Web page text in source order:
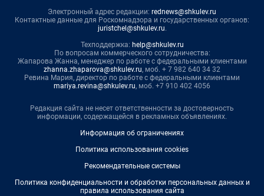
Электронный адрес редакции: rednews@shkulev.ru
Контактные данные для Роскомнадзора и государственных органов:
juristchel@shkulev.ru.
Техподдержка: help@shkulev.ru
По вопросам коммерческого сотрудничества:
Жапарова Жанна, менеджер по работе с федеральными клиентами
zhanna.zhaparova@shkulev.ru, моб. + 7 982 640 34 32
Ревина Мария, директор по работе с федеральными клиентами
mariya.revina@shkulev.ru, моб. +7 910 402 4056
Редакция сайта не несет ответственности за достоверность
информации, содержащейся в рекламных объявлениях.
Информация об ограничениях
Политика использования cookies
Рекомендательные системы
Политика конфиденциальности и обработки персональных данных и
правила использования сайта